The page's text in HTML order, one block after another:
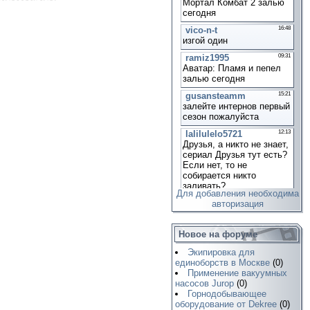
Для добавления необходима
авторизация
Новое на форуме
Экипировка для
единоборств в Москве (0)
Применение вакуумных
насосов Jurop (0)
Горнодобывающее
оборудование от Dekree (0)